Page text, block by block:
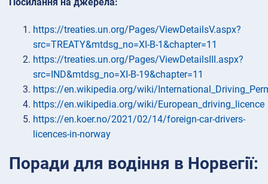
https://treaties.un.org/Pages/ViewDetailsV.aspx?
src=TREATY&mtdsg_no=XI-B-1&chapter=11
https://treaties.un.org/Pages/ViewDetailsIII.aspx?
src=IND&mtdsg_no=XI-B-19&chapter=11
https://en.wikipedia.org/wiki/
https://en.wikipedia.org/wiki/European_driving_licence
https://en.koer.no/2021/02/14/foreign-car-drivers-
licences-in-norway
Поради для водіння в Норвегії: